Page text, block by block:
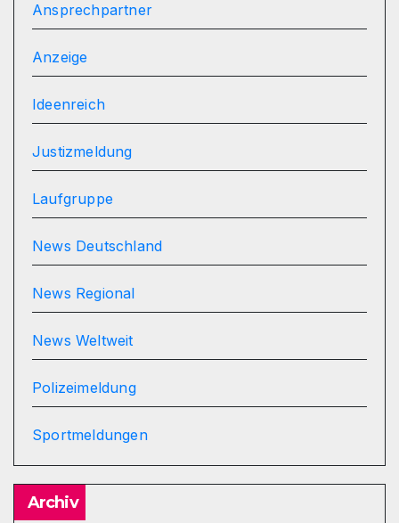
Ansprechpartner
Anzeige
Ideenreich
Justizmeldung
Laufgruppe
News Deutschland
News Regional
News Weltweit
Polizeimeldung
Sportmeldungen
Archiv